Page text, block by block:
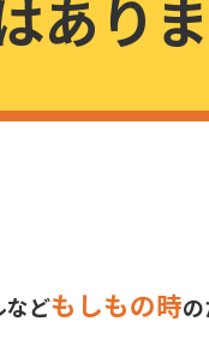
あり
などもしもの時